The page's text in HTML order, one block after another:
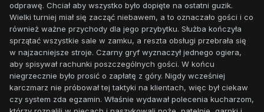
odprawę. Chciał aby wszystko było dopięte na ostatni guzik.
Wielki turniej miał się zacząć niebawem, a to oznaczało gości i co
również ważne przychody dla jego przybytku. Służba kończyła
sprzątać wszystkie sale w zamku, a reszta obsługi przebrała się
w najzacniejsze stroje. Czarny gryf wyznaczył jednego ogiera,
aby spisywał rachunki poszczególnych gości. W końcu
niegrzecznie było prosić o zapłatę z góry. Nigdy wcześniej
karczmarz nie próbował tej taktyki na klientach, więc był ciekaw
czy system zda egzamin. Właśnie wydawał polecenia kucharzom,